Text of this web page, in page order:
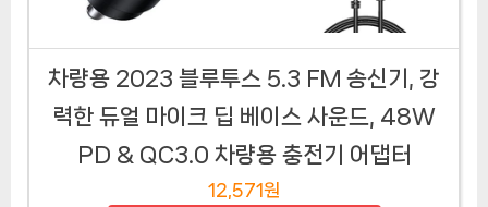
차량용 2023 블루투스 5.3 FM 송신기, 강
력한 듀얼 마이크 딥 베이스 사운드, 48W
PD & QC3.0 차량용 충전기 어댑터
12,571원